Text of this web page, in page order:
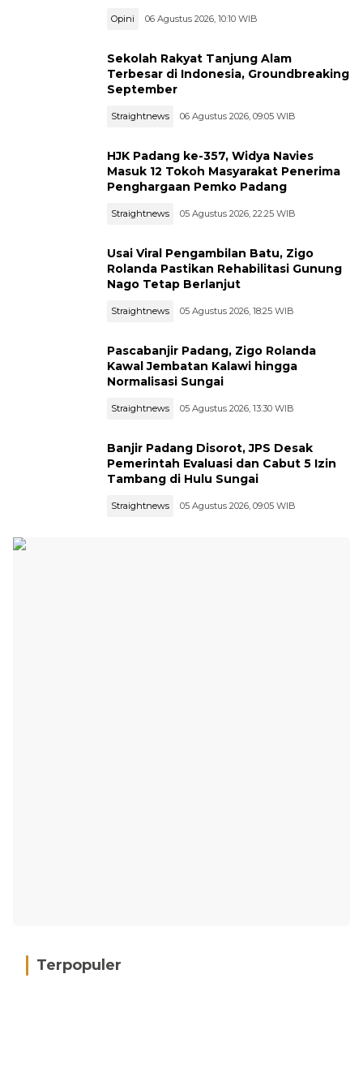
Opini 06 Agustus 2026, 10:10 WIB
Sekolah Rakyat Tanjung Alam
Terbesar di Indonesia, Groundbreaking
September
Straightnews 06 Agustus 2026, 09:05 WIB
HJK Padang ke-357, Widya Navies
Masuk 12 Tokoh Masyarakat Penerima
Penghargaan Pemko Padang
Straightnews 05 Agustus 2026, 22:25 WIB
Usai Viral Pengambilan Batu, Zigo
Rolanda Pastikan Rehabilitasi Gunung
Nago Tetap Berlanjut
Straightnews 05 Agustus 2026, 18:25 WIB
Pascabanjir Padang, Zigo Rolanda
Kawal Jembatan Kalawi hingga
Normalisasi Sungai
Straightnews 05 Agustus 2026, 13:30 WIB
Banjir Padang Disorot, JPS Desak
Pemerintah Evaluasi dan Cabut 5 Izin
Tambang di Hulu Sungai
Straightnews 05 Agustus 2026, 09:05 WIB
Terpopuler